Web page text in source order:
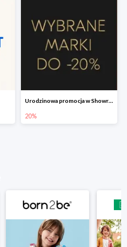
Urodzinowa promocja w Showroom do -20%
20%